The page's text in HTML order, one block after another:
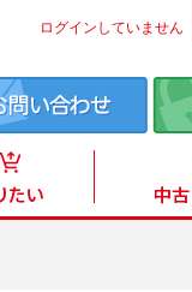
ログインしていません